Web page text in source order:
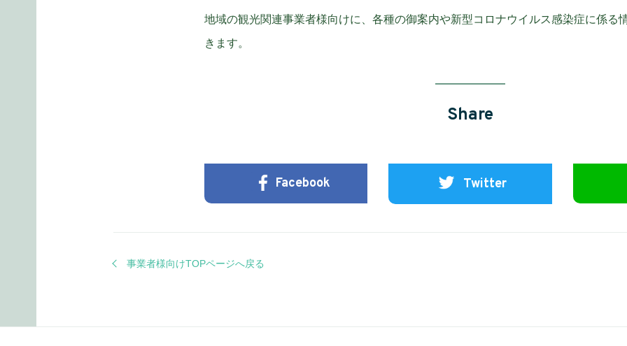
地域の観光関連事業者様向けに、各種の御案内や新型コロナウイルス感染症に係る
きます。
Share
Facebook Twitter
事業者様向けTOPページへ戻る